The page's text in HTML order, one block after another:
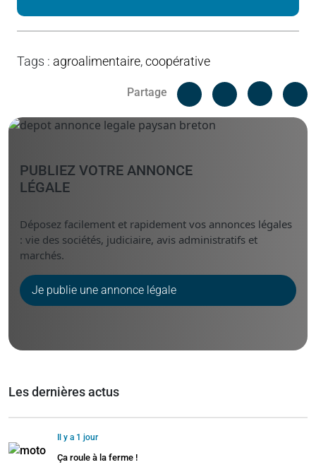
Tags : agroalimentaire,coopérative
Partage
Facebook
Linked
PUBLIEZ VOTRE ANNONCE
LÉGALE
Déposez facilement et rapidement vos annonces légales
: vie des sociétés, judiciaire, avis administratifs et
marchés.
Je publie une annonce légale
Les dernières actus
Il y a 1 jour
Ça roule à la ferme !